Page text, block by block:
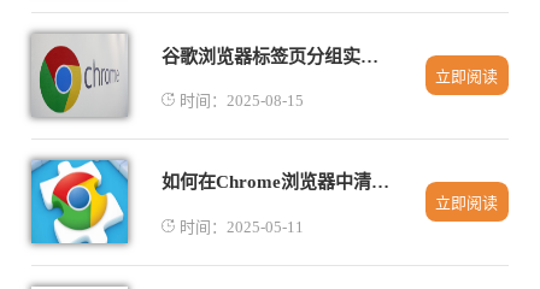
谷歌浏览器标签页分组实测提升办公效率的高效使用方法
时间：2025-08-15
立即阅读
如何在Chrome浏览器中清理无用的插件
时间：2025-05-11
立即阅读